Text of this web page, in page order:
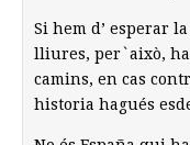
Si hem d’ esperar
lliures, per`això,
camins, en cas
historia hagués